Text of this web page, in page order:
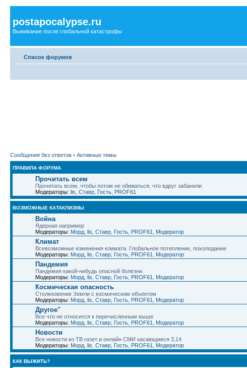
postapocalypse.ru
Выживание после глобальной катастрофы
Список форумов
Сообщения без ответов • Активные темы
ПРАВИЛА ФОРУМА
Прочитать всем
Прочитать всем, чтобы потом не обижаться, что вдруг забанили
Модераторы: lis Ставр Гость PROF61
ВОЗМОЖНЫЕ КАТАКЛИЗМЫ
Война
Ядерная например
Модераторы: Морд lis Ставр Гость PROF61 Модератор
Климат
Всевозможные изменения климата. Глобальное потепление, похолодание
Модераторы: Морд lis Ставр Гость PROF61 Модератор
Пандемия
Пандемия какой-нибудь опасной болезни.
Модераторы: Морд lis Ставр Гость PROF61 Модератор
Космическая опасность
Столкновение Земли с космическим объектом
Модераторы: Морд lis Ставр Гость PROF61 Модератор
Другое"
Все что не относится к перечисленным выше
Модераторы: Морд lis Ставр Гость PROF61 Модератор
Новости
Все новости из ТВ газет и онлайн СМИ касающиеся 3,14
Модераторы: Морд lis Ставр Гость PROF61 Модератор
КАК ВЫЖИТЬ?